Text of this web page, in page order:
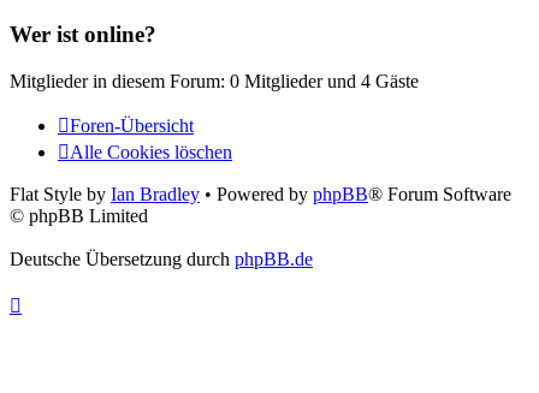
Wer ist online?
Mitglieder in diesem Forum: 0 Mitglieder und 4 Gäste
Foren-Übersicht
Alle Cookies löschen
Flat Style by Ian Bradley • Powered by phpBB® Forum Software
© phpBB Limited
Deutsche Übersetzung durch phpBB.de